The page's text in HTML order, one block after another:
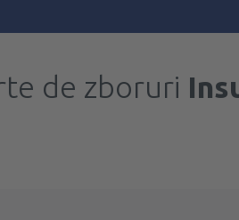
de zboruri